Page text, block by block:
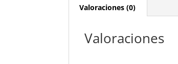
Valoraciones (0)
Valoraciones